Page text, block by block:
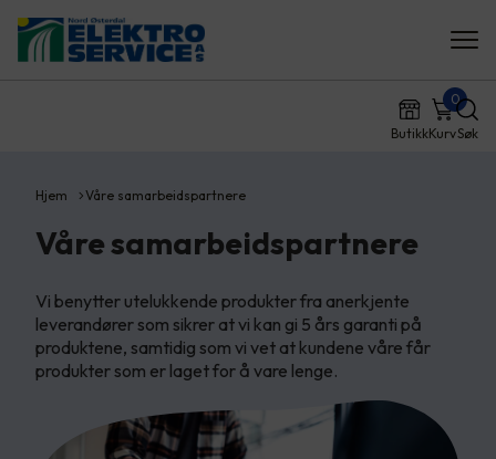
ButikkKurv
0
Søk
Hjem Våre samarbeidspartnere
Våre samarbeidspartnere
Vi benytter utelukkende produkter fra anerkjente
leverandører som sikrer at vi kan gi 5 års garanti på
produktene, samtidig som vi vet at kundene våre får
produkter som er laget for å vare lenge.